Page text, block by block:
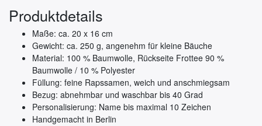
Produktdetails
Maße: ca. 20 x 16 cm
Gewicht: ca. 250 g, angenehm für kleine Bäuche
Material: 100 % Baumwolle, Rückseite Frottee 90 %
Baumwolle / 10 % Polyester
Füllung: feine Rapssamen, weich und anschmiegsam
Bezug: abnehmbar und waschbar bis 40 Grad
Personalisierung: Name bis maximal 10 Zeichen
Handgemacht in Berlin